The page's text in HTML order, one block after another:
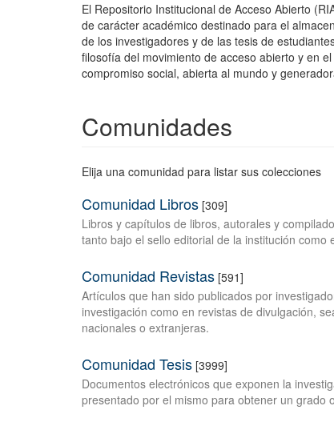
El Repositorio Institucional de Acceso Abierto
de carácter académico destinado para el
de los investigadores y de las tesis de
filosofía del movimiento de acceso abierto y en
compromiso social, abierta al mundo y
Comunidades
Elija una comunidad para listar sus colecciones
Comunidad Libros [309]
Libros y capítulos de libros, autorales y
tanto bajo el sello editorial de la institución
Comunidad Revistas [591]
Artículos que han sido publicados por
investigación como en revistas de divulgación,
nacionales o extranjeras.
Comunidad Tesis [3999]
Documentos electrónicos que exponen la
presentado por el mismo para obtener un grado